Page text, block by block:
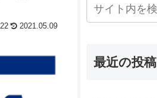
2021.05.09
最近の投稿